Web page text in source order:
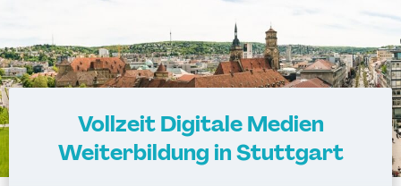
Vollzeit Digitale Medien
Weiterbildung in Stuttgart